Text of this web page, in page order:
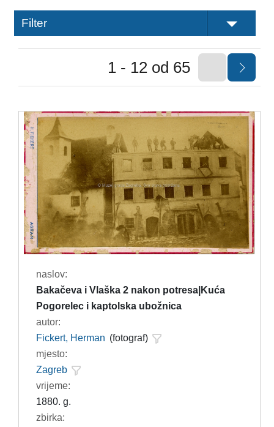
Filter
1 - 12 od 65
naslov:
Bakačeva i Vlaška 2 nakon potresa|Kuća
Pogorelec i kaptolska ubožnica
autor:
Fickert, Herman (fotograf)
mjesto:
Zagreb
vrijeme:
1880. g.
zbirka: